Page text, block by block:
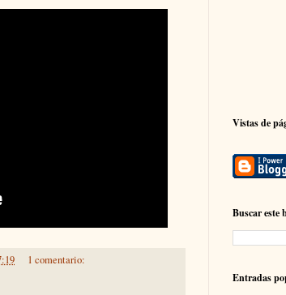
1 comentario:
Vistas de
Buscar este
Entradas